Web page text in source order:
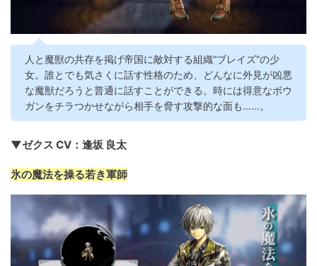
人と魔獣の共存を掲げ帝国に敵対する組織“ブレイズ”の少
女。誰とでも気さくに話す性格のため、どんなに外見が凶悪
な魔獣だろうと普通に話すことができる。時には得意なボウ
ガンをチラつかせながら相手を脅す攻撃的な面も……。
▼ゼクス CV：逢坂 良太
氷の魔法を操る若き軍師